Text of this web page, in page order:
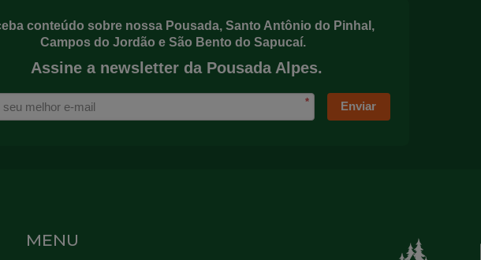
conteúdo sobre nossa Pousada, Santo Antônio do Pinhal,
Campos do Jordão e São Bento do Sapucaí.
Assine a newsletter da Pousada Alpes.
* Enviar
MENU